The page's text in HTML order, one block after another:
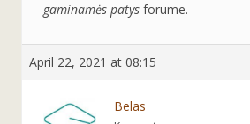
gaminamės patys forume.
April 22, 2021 at 08:15
Belas